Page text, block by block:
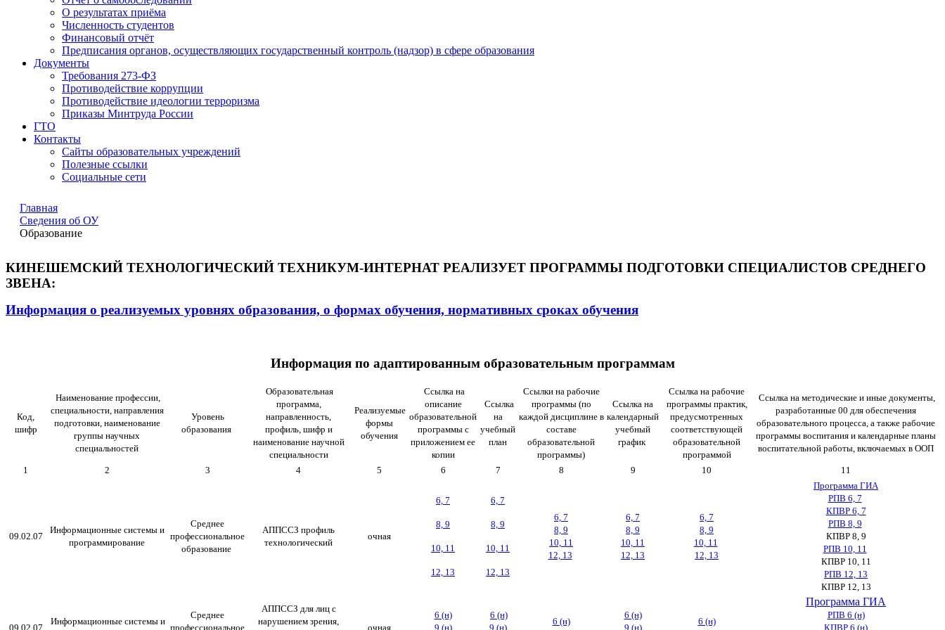
О результатах приёма
Численность студентов
Финансовый отчёт
Предписания органов, осуществляющих государственный контроль (надзор) в сфере образования
Документы
Требования 273-ФЗ
Противодействие коррупции
Противодействие идеологии терроризма
Приказы Минтруда России
ГТО
Контакты
Сайты образовательных учреждений
Полезные ссылки
Социальные сети
Главная
Сведения об ОУ
Образование
КИНЕШЕМСКИЙ ТЕХНОЛОГИЧЕСКИЙ ТЕХНИКУМ-ИНТЕРНАТ РЕАЛИЗУЕТ ПРОГРАММЫ ПОДГОТОВКИ СПЕЦИАЛИСТОВ СРЕДНЕГО
ЗВЕНА:
Информация о реализуемых уровнях образования, о формах обучения, нормативных сроках обучения
Информация по адаптированным образовательным программам
Код,
шифр
Наименование профессии,
специальности, направления
подготовки, наименование
группы научных
специальностей
Уровень
образования
Образовательная
программа,
направленность,
профиль, шифр и
наименование научной
специальности
Реализуемые
формы
обучения
Ссылка на
описание
образовательной
программы с
приложением ее
копии
Ссылка
на
учебный
план
Ссылки на рабочие
программы (по
каждой дисциплине в
составе
образовательной
программы)
Ссылка на
календарный
учебный
график
Ссылка на рабочие
программы практик,
предусмотренных
соответствующей
образовательной
программой
Ссылка на методические и иные документы,
разработанные 00 для обеспечения
образовательного процесса, а также рабочие
программы воспитания и календарные планы
воспитательной работы, включаемых в ООП
1 2 3 4 5 6 7 8 9 10 11
09.02.07
Информационные системы и
программирование
Среднее
профессиональное
образование
АППССЗ профиль
технологический
очная
6, 7
8, 9
10, 11
12, 13
6, 7
8, 9
10, 11
12, 13
6, 7
8, 9
10, 11
12, 13
6, 7
8, 9
10, 11
12, 13
6, 7
8, 9
10, 11
12, 13
Программа ГИА
РПВ 6, 7
КПВР 6, 7
РПВ 8, 9
КПВР 8, 9
РПВ 10, 11
КПВР 10, 11
РПВ 12, 13
КПВР 12, 13
09.02.07
Информационные системы и
Среднее
профессиональное
АППССЗ для лиц с
нарушением зрения,
очная
6 (н)
9 (н)
6 (н)
9 (н)
6 (н)
6 (н)
9 (н)
6 (н)
Программа ГИА
РПВ 6 (н)
КПВР 6 (н)